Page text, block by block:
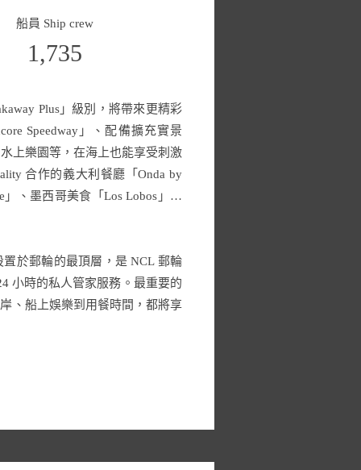
船員 Ship crew
1,735
Plus」級別，將帶來更精彩
Speedway」、配備擴充實景
上樂園等，在海上也能享受刺激
合作的義大利餐廳「Onda by
」、墨西哥美食「Los Lobos」…
置於郵輪的最頂層，是 NCL 郵輪
小時的私人管家服務。最重要的
、船上娛樂到用餐時間，都將享